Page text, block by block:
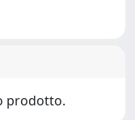
prodotto.